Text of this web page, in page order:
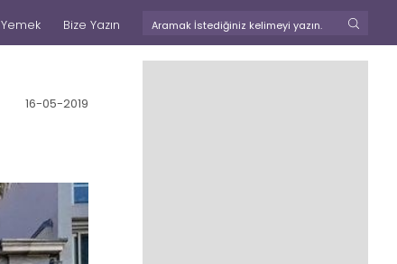
Yemek Bize Yazın
16-05-2019